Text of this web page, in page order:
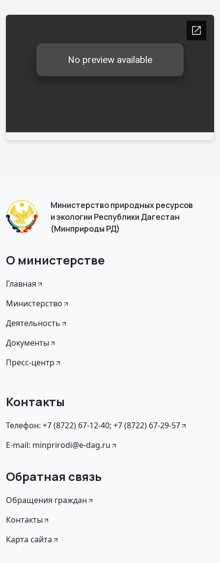
Министерство природных ресурсов
и экологии Республики Дагестан
(Минприроды РД)
О министерстве
Главная
Министерство
Деятельность
Документы
Пресс-центр
Контакты
Телефон: +7 (8722) 67-12-40; +7 (8722) 67-29-57
E-mail: minprirodi@e-dag.ru
Обратная связь
Обращения граждан
Контакты
Карта сайта